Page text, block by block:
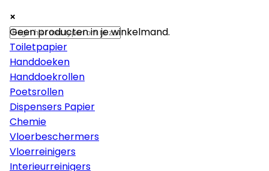
×
Papier
Toiletpapier
Handdoeken
Handdoekrollen
Poetsrollen
Dispensers Papier
Chemie
Vloerbeschermers
Vloerreinigers
Interieurreinigers
×
×
Geen producten in je winkelmand.